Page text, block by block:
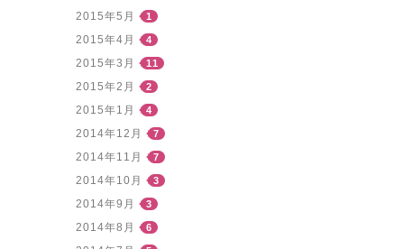
2015年5月 1
2015年4月 4
2015年3月 11
2015年2月 2
2015年1月 4
2014年12月 7
2014年11月 7
2014年10月 3
2014年9月 3
2014年8月 6